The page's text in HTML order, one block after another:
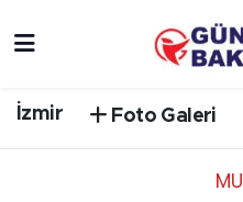
İzmir Foto Galeri